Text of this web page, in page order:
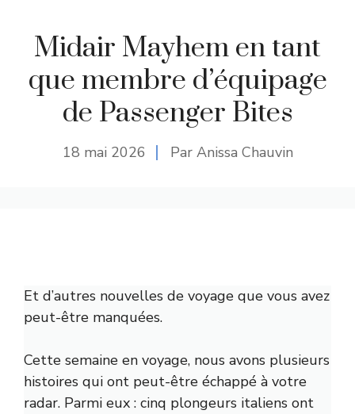
Midair Mayhem en tant
que membre d’équipage
de Passenger Bites
18 mai 2026 Par Anissa Chauvin
Et d’autres nouvelles de voyage que vous avez
peut-être manquées.
Cette semaine en voyage, nous avons plusieurs
histoires qui ont peut-être échappé à votre
radar. Parmi eux : cinq plongeurs italiens ont